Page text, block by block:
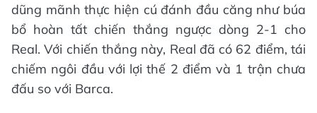
dũng mãnh thực hiện cú đánh đầu căng như búa
bổ hoàn tất chiến thắng ngược dòng 2-1 cho
Real. Với chiến thắng này, Real đã có 62 điểm, tái
chiếm ngôi đầu với lợi thế 2 điểm và 1 trận chưa
đấu so với Barca.